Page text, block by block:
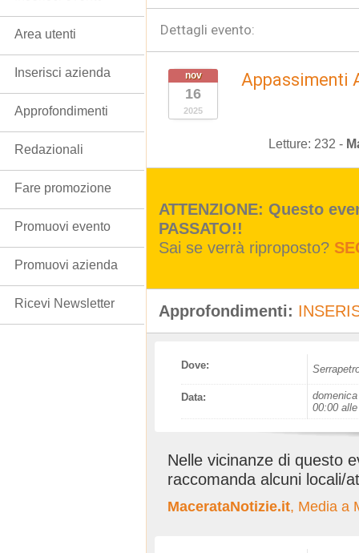
Dettagli evento:
nov
16
2025
Appassimenti
Letture: 232 -
ATTENZIONE: Questo
PASSATO!!
Sai se verrà riproposto?
Approfondimenti:
Dove:
Data:
00:00
Nelle vicinanze di questo
raccomanda alcuni locali/
MacerataNotizie.it, Media a
Area utenti
Inserisci azienda
Approfondimenti
Redazionali
Fare promozione
Promuovi evento
Promuovi azienda
Ricevi Newsletter